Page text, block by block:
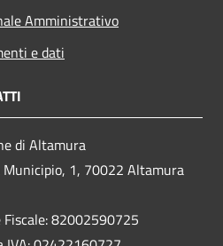
Amministrativo
e dati
di Altamura
Municipio, 1, 70022 Altamura
Fiscale: 82002590725